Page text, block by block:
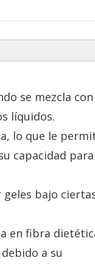
se mezcla con
líquidos.
lo que le
capacidad para
bajo
en fibra
a su